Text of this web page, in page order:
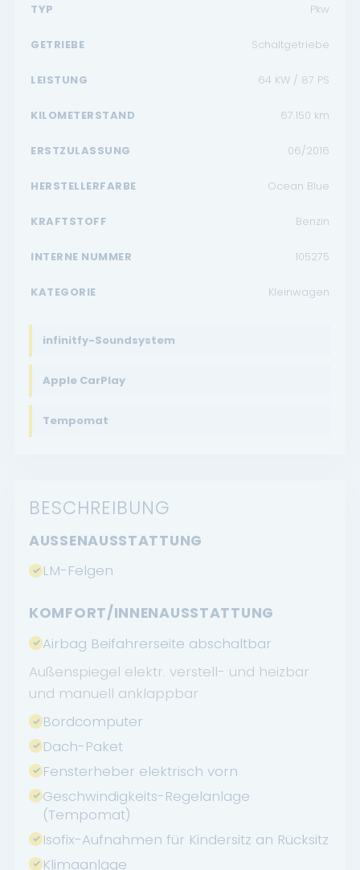
TYP Pkw
GETRIEBE Schaltgetriebe
LEISTUNG 64 KW / 87 PS
KILOMETERSTAND 67.150 km
ERSTZULASSUNG 06/2016
HERSTELLERFARBE Ocean Blue
KRAFTSTOFF Benzin
INTERNE NUMMER 105275
KATEGORIE Kleinwagen
infinitfy-Soundsystem
Apple CarPlay
Tempomat
BESCHREIBUNG
AUSSENAUSSTATTUNG
LM-Felgen
KOMFORT/INNENAUSSTATTUNG
Airbag Beifahrerseite abschaltbar
Außenspiegel elektr. verstell- und heizbar
und manuell anklappbar
Bordcomputer
Dach-Paket
Fensterheber elektrisch vorn
Geschwindigkeits-Regelanlage
(Tempomat)
Isofix-Aufnahmen für Kindersitz an Rücksitz
Klimaanlage